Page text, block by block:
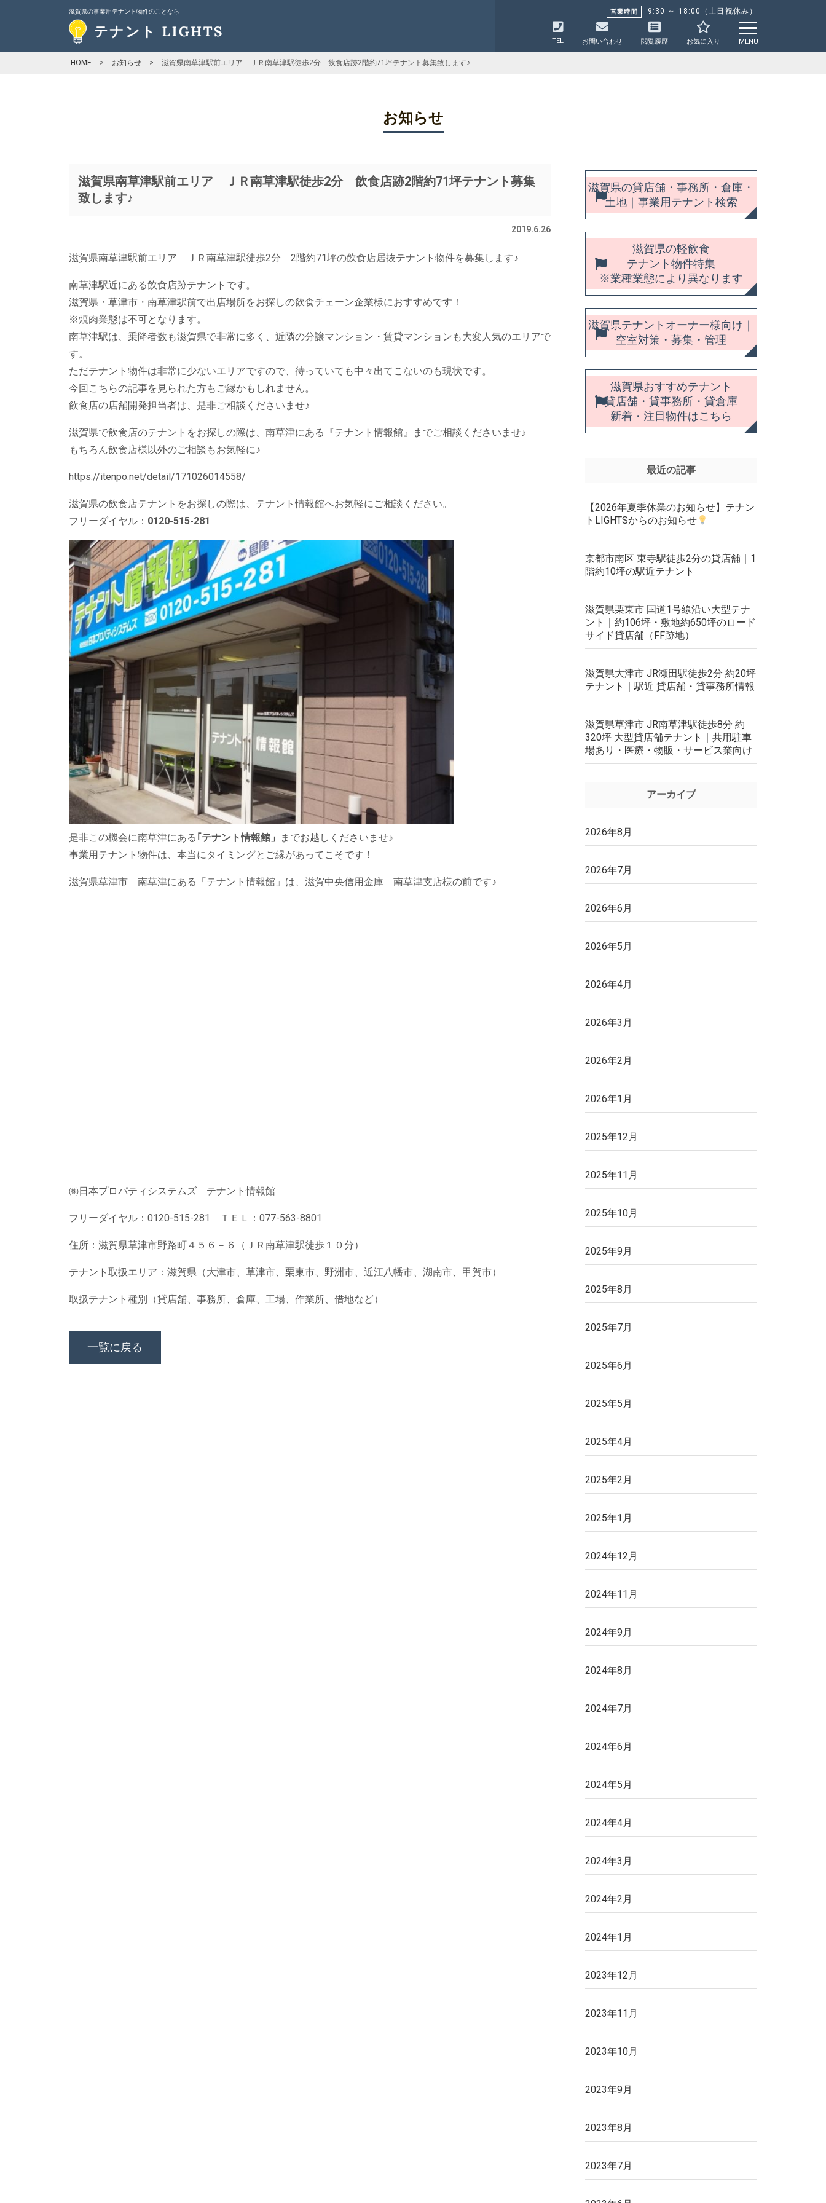
滋賀県の事業用テナント物件のことなら 営業時間 9:30 ～ 18:00（土日祝休み）
TEL お問い合わせ 閲覧履歴 お気に入り MENU
HOME > お知らせ > 滋賀県南草津駅前エリア ＪＲ南草津駅徒歩2分 飲食店跡2階約71坪テナント募集致します♪
お知らせ
滋賀県南草津駅前エリア ＪＲ南草津駅徒歩2分 飲食店跡2階約71坪テナント募集
致します♪
2019.6.26
滋賀県南草津駅前エリア ＪＲ南草津駅徒歩2分 2階約71坪の飲食店居抜テナント物件を募集します♪
南草津駅近にある飲食店跡テナントです。
滋賀県・草津市・南草津駅前で出店場所をお探しの飲食チェーン企業様におすすめです！
※焼肉業態は不可となります。
南草津駅は、乗降者数も滋賀県で非常に多く、近隣の分譲マンション・賃貸マンションも大変人気のエリアで
す。
ただテナント物件は非常に少ないエリアですので、待っていても中々出てこないのも現状です。
今回こちらの記事を見られた方もご縁かもしれません。
飲食店の店舗開発担当者は、是非ご相談くださいませ♪
滋賀県で飲食店のテナントをお探しの際は、南草津にある『テナント情報館』までご相談くださいませ♪
もちろん飲食店様以外のご相談もお気軽に♪
https://itenpo.net/detail/171026014558/
滋賀県の飲食店テナントをお探しの際は、テナント情報館へお気軽にご相談ください。
フリーダイヤル： 0120-515-281
是非この機会に南草津にある ｢テナント情報館」
までお越しくださいませ♪
事業用テナント物件は、本当にタイミングとご縁があってこそです！
滋賀県草津市 南草津にある「テナント情報館」は、滋賀中央信用金庫 南草津支店様の前です♪
㈱日本プロパティシステムズ テナント情報館
フリーダイヤル：0120-515-281 ＴＥＬ：077-563-8801
住所：滋賀県草津市野路町４５６－６（ＪＲ南草津駅徒歩１０分）
テナント取扱エリア：滋賀県（大津市、草津市、栗東市、野洲市、近江八幡市、湖南市、甲賀市）
取扱テナント種別（貸店舗、事務所、倉庫、工場、作業所、借地など）
一覧に戻る
滋賀県の貸店舗・事務所・倉庫・
土地｜事業用テナント検索
滋賀県の軽飲食
テナント物件特集
※業種業態により異なります
滋賀県テナントオーナー様向け｜
空室対策・募集・管理
滋賀県おすすめテナント
貸店舗・貸事務所・貸倉庫
新着・注目物件はこちら
最近の記事
【2026年夏季休業のお知らせ】テナン
トLIGHTSからのお知らせ
京都市南区 東寺駅徒歩2分の貸店舗｜1
階約10坪の駅近テナント
滋賀県栗東市 国道1号線沿い大型テナ
ント｜約106坪・敷地約650坪のロード
サイド貸店舗（FF跡地）
滋賀県大津市 JR瀬田駅徒歩2分 約20坪
テナント｜駅近 貸店舗・貸事務所情報
滋賀県草津市 JR南草津駅徒歩8分 約
320坪 大型貸店舗テナント｜共用駐車
場あり・医療・物販・サービス業向け
アーカイブ
2026年8月
2026年7月
2026年6月
2026年5月
2026年4月
2026年3月
2026年2月
2026年1月
2025年12月
2025年11月
2025年10月
2025年9月
2025年8月
2025年7月
2025年6月
2025年5月
2025年4月
2025年2月
2025年1月
2024年12月
2024年11月
2024年9月
2024年8月
2024年7月
2024年6月
2024年5月
2024年4月
2024年3月
2024年2月
2024年1月
2023年12月
2023年11月
2023年10月
2023年9月
2023年8月
2023年7月